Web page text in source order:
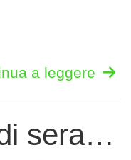
a leggere
sera…